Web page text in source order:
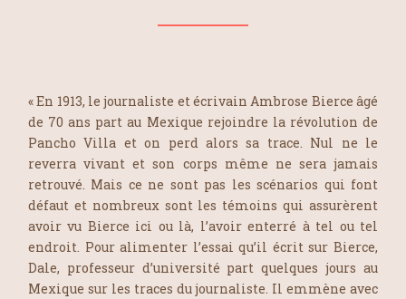
« En 1913, le journaliste et écrivain Ambrose Bierce âgé
de 70 ans part au Mexique rejoindre la révolution de
Pancho Villa et on perd alors sa trace. Nul ne le
reverra vivant et son corps même ne sera jamais
retrouvé. Mais ce ne sont pas les scénarios qui font
défaut et nombreux sont les témoins qui assurèrent
avoir vu Bierce ici ou là, l’avoir enterré à tel ou tel
endroit. Pour alimenter l’essai qu’il écrit sur Bierce,
Dale, professeur d’université part quelques jours au
Mexique sur les traces du journaliste. Il emmène avec